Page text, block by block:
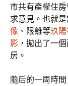
市共有產權住
求意見。也就
像 、限離等玖
影 ，拋出了一
房。
隨后的一周時